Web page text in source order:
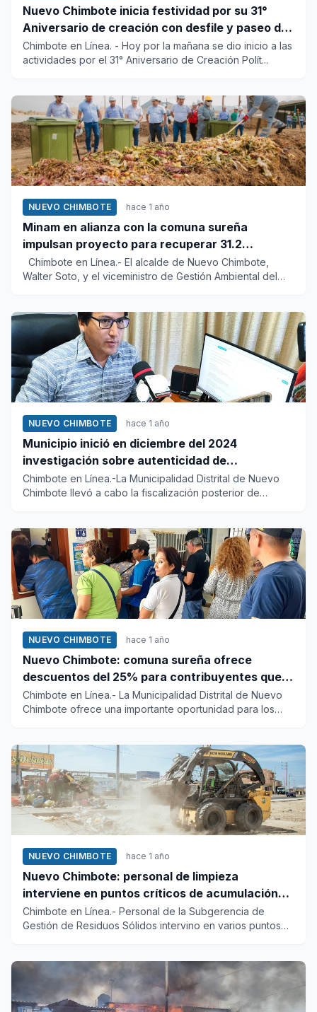
Nuevo Chimbote inicia festividad por su 31°
Aniversario de creación con desfile y paseo de
enorme bandera distrital
Chimbote en Línea. - Hoy por la mañana se dio inicio a las
actividades por el 31° Aniversario de Creación Polít...
NUEVO CHIMBOTE hace 1 año
Minam en alianza con la comuna sureña
impulsan proyecto para recuperar 31.2
hectáreas en Pampa La Carbonera
Walter Soto, y el viceministro de Gestión Ambiental del
NUEVO CHIMBOTE hace 1 año
Municipio inició en diciembre del 2024
investigación sobre autenticidad de
documentos de empresa supervisora de la
plaza mayor
Chimbote en Línea.-La Municipalidad Distrital de Nuevo
Chimbote llevó a cabo la fiscalización posterior de
NUEVO CHIMBOTE hace 1 año
Nuevo Chimbote: comuna sureña ofrece
descuentos del 25% para contribuyentes que
estén al día en sus arbitrios
Chimbote en Línea.- La Municipalidad Distrital de Nuevo
Chimbote ofrece una importante oportunidad para los
NUEVO CHIMBOTE hace 1 año
Nuevo Chimbote: personal de limpieza
interviene en puntos críticos de acumulación
de basura
Chimbote en Línea.- Personal de la Subgerencia de
Gestión de Residuos Sólidos intervino en varios puntos